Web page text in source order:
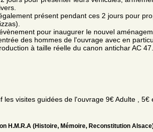
présent pendant ces 2 jours pour
pour inaugurer le nouvel
des hommes de l'ouvrage avec en
à taille réelle du canon antichar AC 47.
les visites guidées de l'ouvrage 9€ Adulte , 5€
H.M.R.A (Histoire, Mémoire, Reconstitution